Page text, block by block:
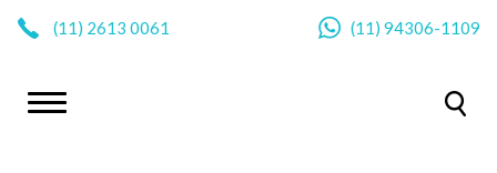
(11) 2613 0061 (11) 94306-1109